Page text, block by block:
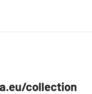
collection